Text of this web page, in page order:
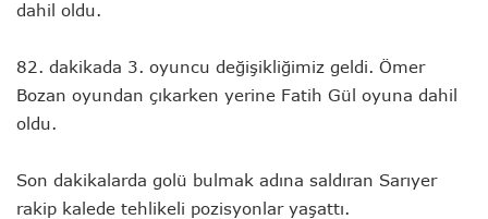
dahil oldu.
82. dakikada 3. oyuncu değişikliğimiz geldi. Ömer
Bozan oyundan çıkarken yerine Fatih Gül oyuna dahil
oldu.
Son dakikalarda golü bulmak adına saldıran Sarıyer
rakip kalede tehlikeli pozisyonlar yaşattı.